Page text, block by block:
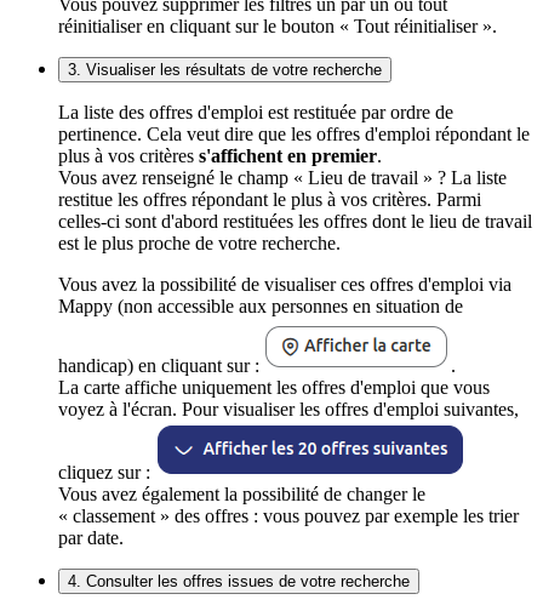
réinitialiser en cliquant sur le bouton « Tout réinitialiser ».
3. Visualiser les résultats de votre recherche
La liste des offres d'emploi est restituée par ordre de
pertinence. Cela veut dire que les offres d'emploi répondant le
plus à vos critères s'affichent en premier.
Vous avez renseigné le champ « Lieu de travail » ? La liste
restitue les offres répondant le plus à vos critères. Parmi
celles-ci sont d'abord restituées les offres dont le lieu de travail
est le plus proche de votre recherche.
Vous avez la possibilité de visualiser ces offres d'emploi via
Mappy (non accessible aux personnes en situation de
handicap) en cliquant sur :
.
La carte affiche uniquement les offres d'emploi que vous
voyez à l'écran. Pour visualiser les offres d'emploi suivantes,
cliquez sur :
Vous avez également la possibilité de changer le
« classement » des offres : vous pouvez par exemple les trier
par date.
4. Consulter les offres issues de votre recherche